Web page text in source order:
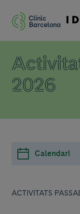
2026
Calendari
ACTIVITATS